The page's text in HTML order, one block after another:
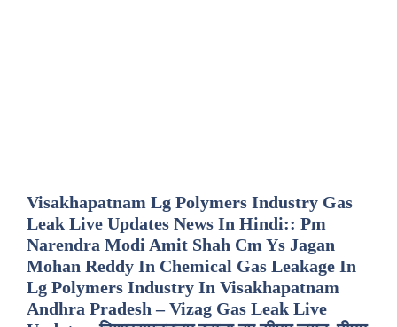
Visakhapatnam Lg Polymers Industry Gas
Leak Live Updates News In Hindi:: Pm
Narendra Modi Amit Shah Cm Ys Jagan
Mohan Reddy In Chemical Gas Leakage In
Lg Polymers Industry In Visakhapatnam
Andhra Pradesh – Vizag Gas Leak Live